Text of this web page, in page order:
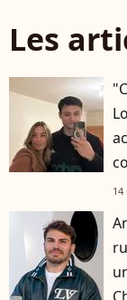
Les
14